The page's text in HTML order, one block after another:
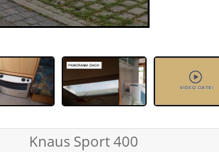
Knaus Sport 400